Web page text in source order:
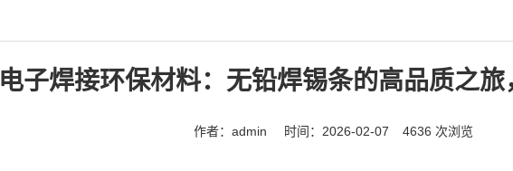
电子焊接环保材料：无铅焊锡条的高品质之
作者：admin 时间：2026-02-07 4636 次浏览